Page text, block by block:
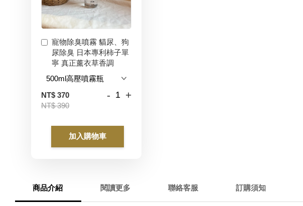
寵物除臭噴霧 貓尿、狗
尿除臭 日本專利柿子單
寧 真正薰衣草香調
NT$ 370
NT$ 390
- +
加入購物車
商品介紹 閱讀更多 聯絡客服 訂購須知